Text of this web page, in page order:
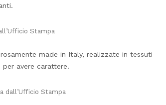
Stampa
made in Italy, realizzate in tessuti
avere carattere.
dall’Ufficio Stampa